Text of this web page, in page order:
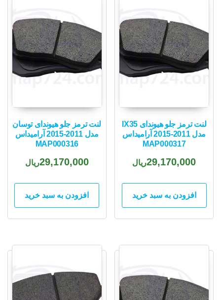
لنت ترمز جلو هیوندای IX35
مدل 2011-2015 آرامیداس
MAP000317
29,170,000ریال
افزودن به سبد خرید
لنت ترمز جلو هیوندای توسان
مدل 2011-2015 آرامیداس
MAP000316
29,170,000ریال
افزودن به سبد خرید